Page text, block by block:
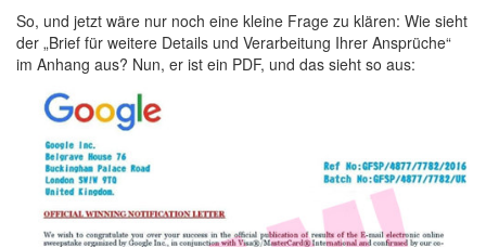
So, und jetzt wäre nur noch eine kleine Frage zu klären: Wie sieht
der „Brief für weitere Details und Verarbeitung Ihrer Ansprüche“
im Anhang aus? Nun, er ist ein PDF, und das sieht so aus: